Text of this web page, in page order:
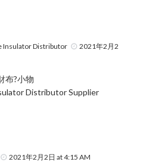
Insulator Distributor
2021年2月2
布?小物
Distributor Supplier
2021年2月2日 at 4:15 AM